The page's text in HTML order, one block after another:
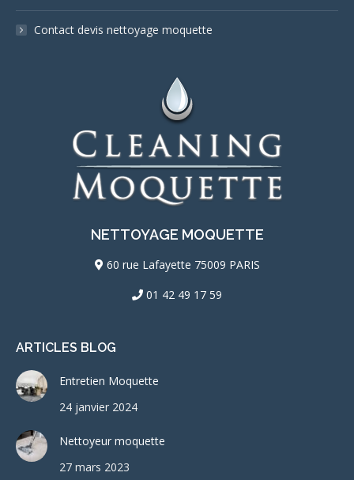
Contact devis nettoyage moquette
NETTOYAGE MOQUETTE
60 rue Lafayette 75009 PARIS
01 42 49 17 59
ARTICLES BLOG
Entretien Moquette
24 janvier 2024
Nettoyeur moquette
27 mars 2023